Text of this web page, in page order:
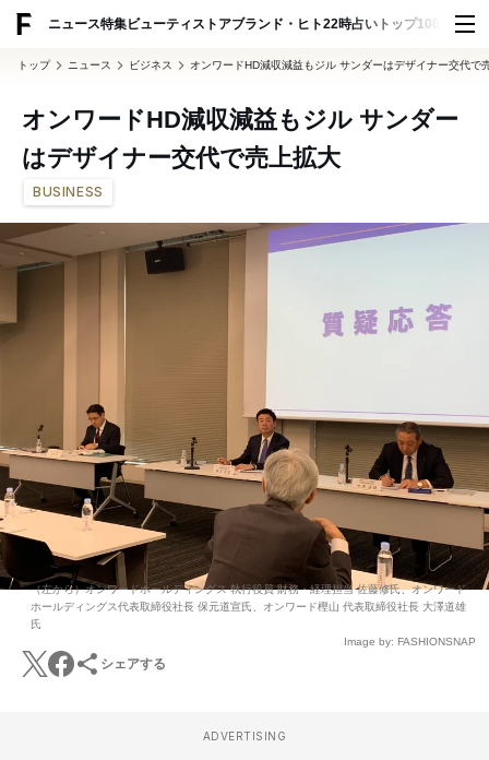
ニュース特集ビューティ ストアブランド・ヒト22時占い トップ100 スナッ
トップ ニュース ビジネス オンワードHD減収減益もジル サンダーはデザイナー交代で
オンワードHD減収減益もジル サンダー
はデザイナー交代で売上拡大
BUSINESS
（左から）オンワードホールディングス 執行役員 財務・経理担当 佐藤修氏、オンワード
ホールディングス代表取締役社長 保元道宣氏、オンワード樫山 代表取締役社長 大澤道雄
氏
Image by: FASHIONSNAP
シェアする
ADVERTISING